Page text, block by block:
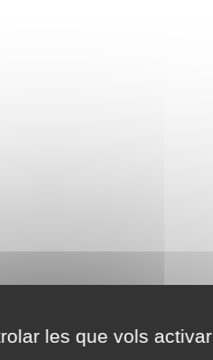
les que vols activar